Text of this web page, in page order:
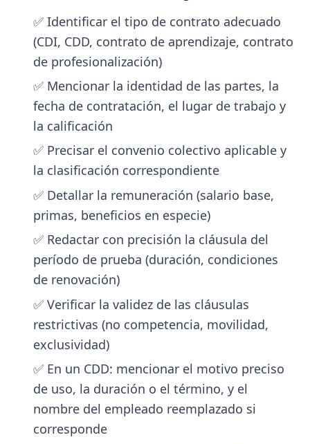
✅ Identificar el tipo de contrato adecuado
(CDI, CDD, contrato de aprendizaje, contrato
de profesionalización)
✅ Mencionar la identidad de las partes, la
fecha de contratación, el lugar de trabajo y
la calificación
✅ Precisar el convenio colectivo aplicable y
la clasificación correspondiente
✅ Detallar la remuneración (salario base,
primas, beneficios en especie)
✅ Redactar con precisión la cláusula del
período de prueba (duración, condiciones
de renovación)
✅ Verificar la validez de las cláusulas
restrictivas (no competencia, movilidad,
exclusividad)
✅ En un CDD: mencionar el motivo preciso
de uso, la duración o el término, y el
nombre del empleado reemplazado si
corresponde